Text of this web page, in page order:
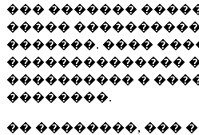
��� �������
�����
�������. ����
��������������
���������� �
��������.
�� ��������, ���